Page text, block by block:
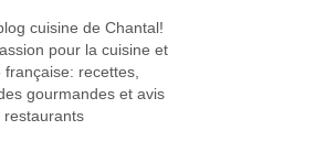
cuisine de Chantal!
pour la cuisine et
française: recettes,
gourmandes et avis
restaurants